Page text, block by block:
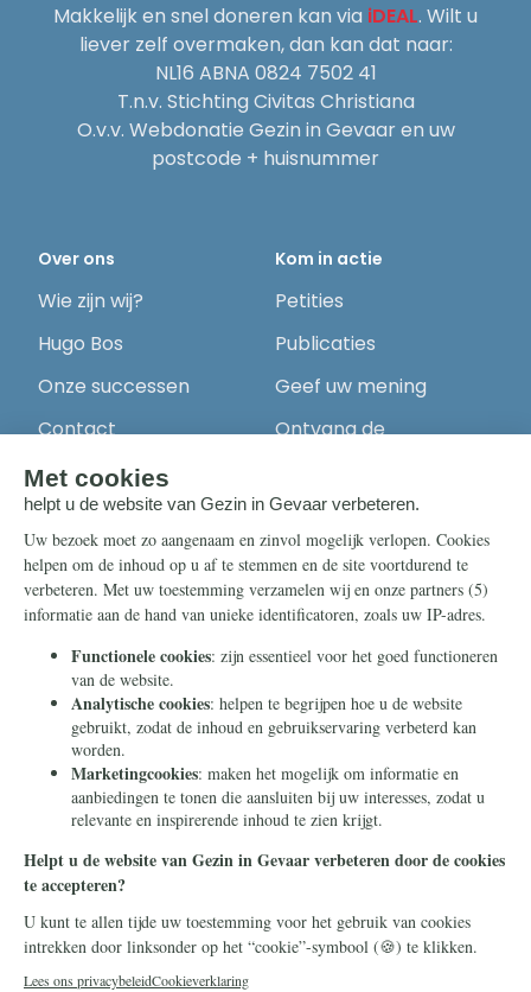
Makkelijk en snel doneren kan via iDEAL. Wilt u
liever zelf overmaken, dan kan dat naar:
NL16 ABNA 0824 7502 41
T.n.v. Stichting Civitas Christiana
O.v.v. Webdonatie Gezin in Gevaar en uw
postcode + huisnummer
Over ons
Wie zijn wij?
Hugo Bos
Onze successen
Contact
Kom in actie
Petities
Publicaties
Geef uw mening
Ontvang de
Steun ons
Nieuwsbrief
Eenmalig
Maandelijks
Periodiek
Nalaten
Zelf overschrijven
Info
Contact
Ontvang onze
Telegram-berichten
© 2026 Stichting Civitas Christiana
Cookieverklaring
Privacy